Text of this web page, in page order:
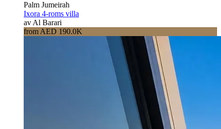
Palm Jumeirah
Ixora 4-roms villa
av Al Barari
from AED 190.0K